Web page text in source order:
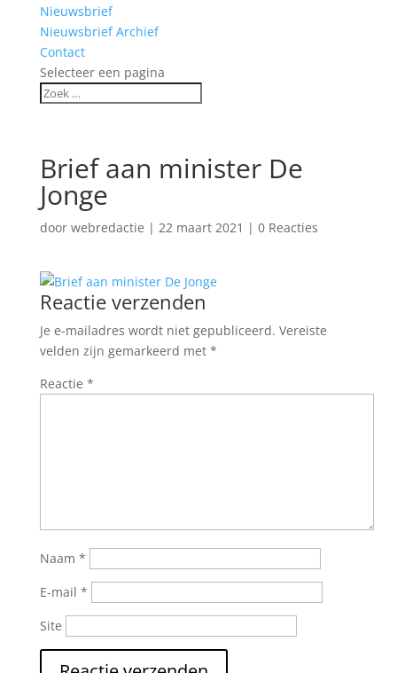
Nieuwsbrief
Nieuwsbrief Archief
Contact
Selecteer een pagina
Brief aan minister De
Jonge
door webredactie | 22 maart 2021 | 0 Reacties
Reactie verzenden
Je e-mailadres wordt niet gepubliceerd. Vereiste
velden zijn gemarkeerd met *
Reactie *
Naam *
E-mail *
Site